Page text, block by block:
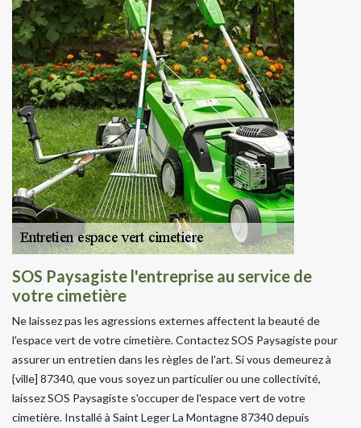
SOS Paysagiste l'entreprise au service de
votre cimetière
Ne laissez pas les agressions externes affectent la beauté de
l'espace vert de votre cimetière. Contactez SOS Paysagiste pour
assurer un entretien dans les règles de l'art. Si vous demeurez à
{ville] 87340, que vous soyez un particulier ou une collectivité,
laissez SOS Paysagiste s'occuper de l'espace vert de votre
cimetière. Installé à Saint Leger La Montagne 87340 depuis